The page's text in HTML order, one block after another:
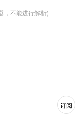
，不能进行解析)
订阅